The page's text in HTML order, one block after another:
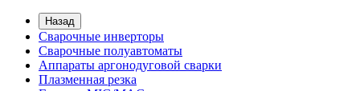
Назад
Сварочные инверторы
Сварочные полуавтоматы
Аппараты аргонодуговой сварки
Плазменная резка